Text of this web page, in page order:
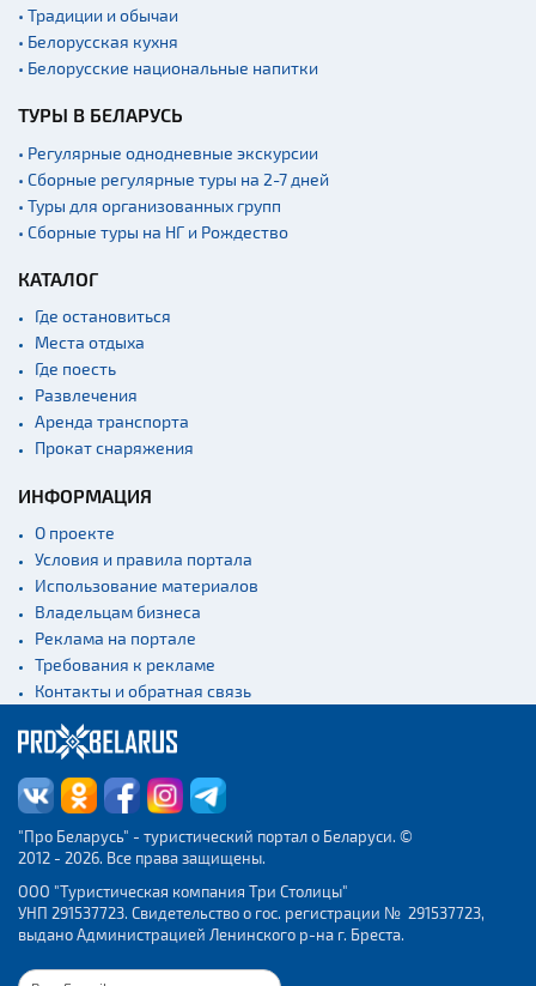
• Традиции и обычаи
• Белорусская кухня
• Белорусские национальные напитки
ТУРЫ В БЕЛАРУСЬ
• Регулярные однодневные экскурсии
• Сборные регулярные туры на 2-7 дней
• Туры для организованных групп
• Сборные туры на НГ и Рождество
КАТАЛОГ
Где остановиться
Места отдыха
Где поесть
Развлечения
Аренда транспорта
Прокат снаряжения
ИНФОРМАЦИЯ
О проекте
Условия и правила портала
Использование материалов
Владельцам бизнеса
Реклама на портале
Требования к рекламе
Контакты и обратная связь
"Про Беларусь" - туристический портал о Беларуси. ©
2012 - 2026. Все права защищены.
ООО "Туристическая компания Три Столицы"
УНП 291537723. Свидетельство о гос. регистрации № 291537723,
выдано Администрацией Ленинского р-на г. Бреста.